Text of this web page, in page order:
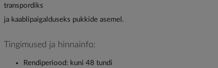
transpordiks
ja kaablipaigalduseks pukkide asemel.
Tingimused ja hinnainfo:
Rendiperiood: kuni 48 tundi